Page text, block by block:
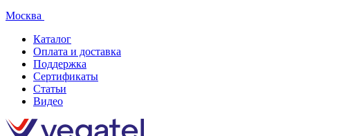
Москва
Каталог
Оплата и доставка
Поддержка
Сертификаты
Статьи
Видео